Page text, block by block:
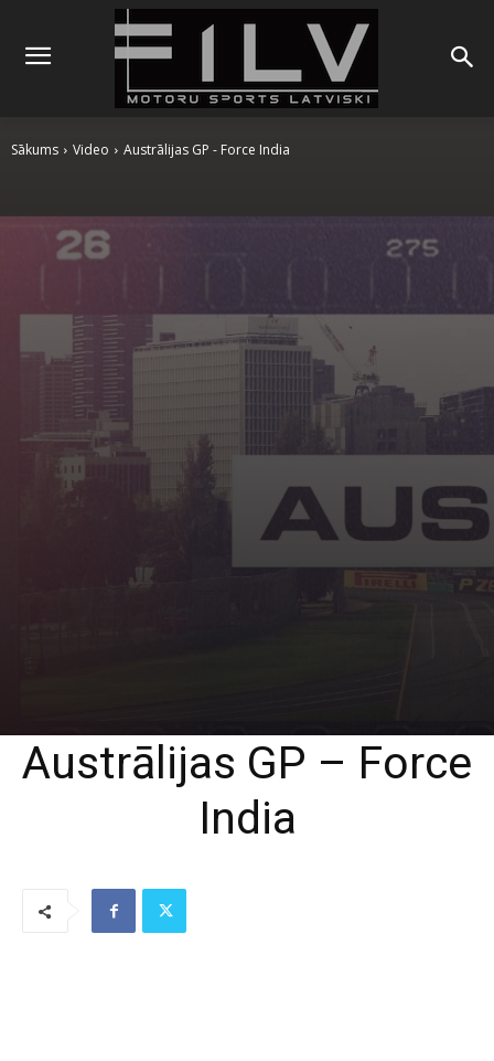
Sākums Video Austrālijas GP - Force India
Austrālijas GP – Force
India